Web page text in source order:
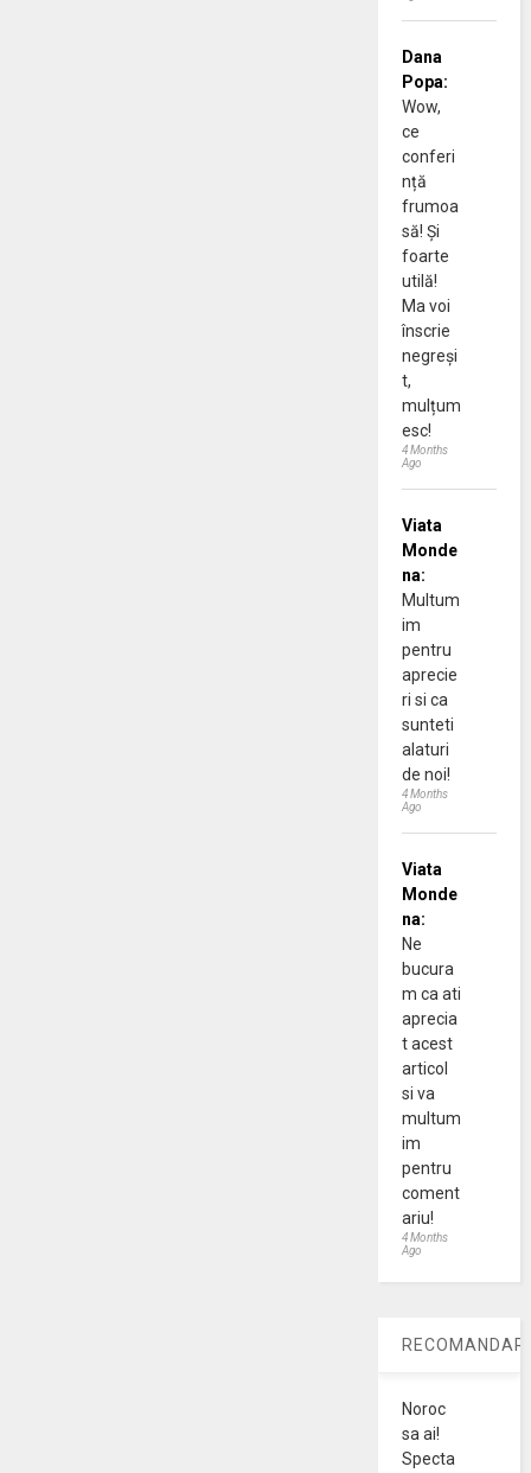
Dana
Popa:
Wow,
ce
conferi
nță
frumoa
să! Și
foarte
utilă!
Ma voi
înscrie
negreși
t,
mulțum
esc!
4 Months
Ago
Viata
Monde
na:
Multum
im
pentru
aprecie
ri si ca
sunteti
alaturi
de noi!
4 Months
Ago
Viata
Monde
na:
Ne
bucura
m ca ati
aprecia
t acest
articol
si va
multum
im
pentru
coment
ariu!
4 Months
Ago
RECOMANDARI
Noroc
sa ai!
Specta